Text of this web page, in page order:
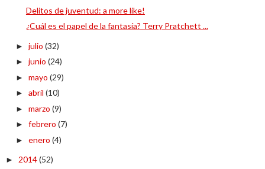
Delitos de juventud: a more like!
¿Cuál es el papel de la fantasía? Terry Pratchett ...
► julio (32)
► junio (24)
► mayo (29)
► abril (10)
► marzo (9)
► febrero (7)
► enero (4)
► 2014(52)